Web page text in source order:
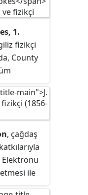
Birçok
1.
fizikçi
County
Matematik
fizikçi
üzerine
fiziksel
, çağdaş
Elektronu
ile